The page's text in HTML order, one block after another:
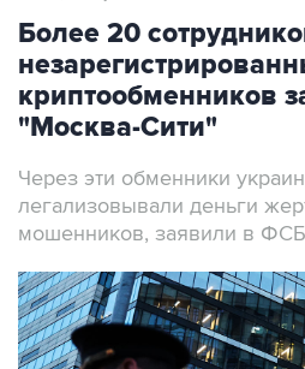
Более 20
криптообменников
"Москва-Сити"
Через эти обменники
легализовывали деньги
мошенников, заявили в ФСБ